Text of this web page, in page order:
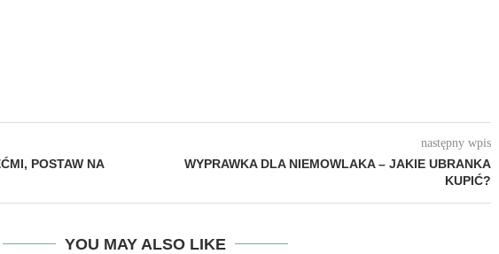
POSTAW NA
następny wpis
WYPRAWKA DLA NIEMOWLAKA – JAKIE UBRANKA
KUPIĆ?
YOU MAY ALSO LIKE